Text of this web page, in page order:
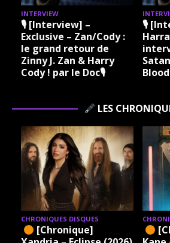
INTERVIEW
🎙 [Interview] –
Exclusive – Zan/Cody :
le grand retour de
Zinny J. Zan & Harry
Cody ! par le Doc🎙
🎙
LES
CHRONIQUES DISQUES
[Chronique]